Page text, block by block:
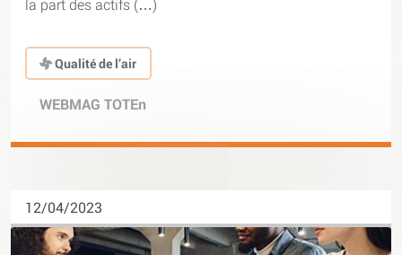
la part des actifs (…)
Qualité de l’air
WEBMAG TOTEn
12/04/2023